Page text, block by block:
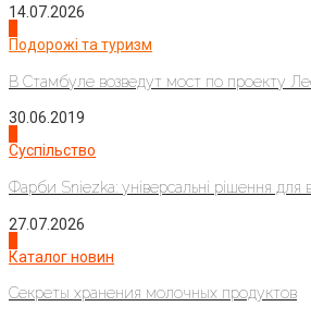
14.07.2026
Подорожі та туризм
В Стамбуле возведут мост по проекту
30.06.2019
Суспільство
Фарби Sniezka: універсальні рішення для
27.07.2026
Каталог новин
Секреты хранения молочных продуктов